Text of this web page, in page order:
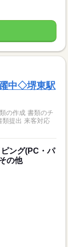
中◇堺東駅
の作成 書類のチ
類提出 来客対応
ング(PC・パ
の他